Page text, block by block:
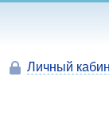
Личный